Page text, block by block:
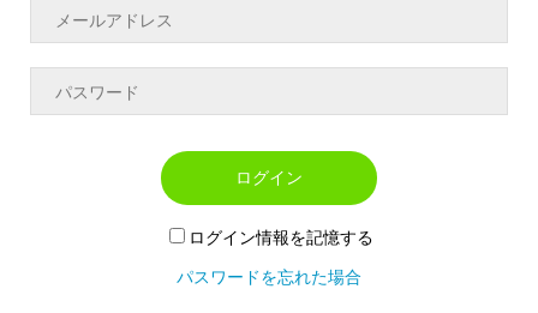
ログイン
ログイン情報を記憶する
パスワードを忘れた場合